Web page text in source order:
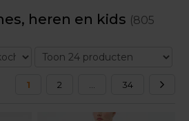
heren en kids (805
1 2 ... 34